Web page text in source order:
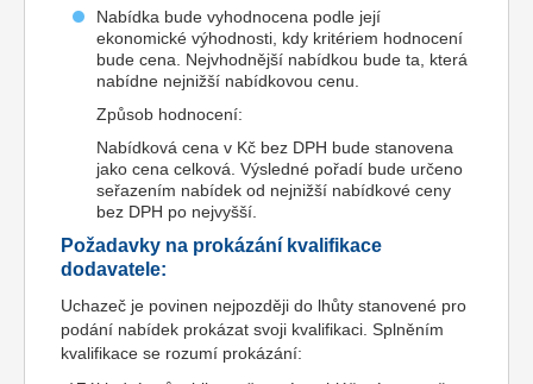
Nabídka bude vyhodnocena podle její
ekonomické výhodnosti, kdy kritériem hodnocení
bude cena. Nejvhodnější nabídkou bude ta, která
nabídne nejnižší nabídkovou cenu.
Způsob hodnocení:
Nabídková cena v Kč bez DPH bude stanovena
jako cena celková. Výsledné pořadí bude určeno
seřazením nabídek od nejnižší nabídkové ceny
bez DPH po nejvyšší.
Požadavky na prokázání kvalifikace
dodavatele:
Uchazeč je povinen nejpozději do lhůty stanovené pro
podání nabídek prokázat svoji kvalifikaci. Splněním
kvalifikace se rozumí prokázání: